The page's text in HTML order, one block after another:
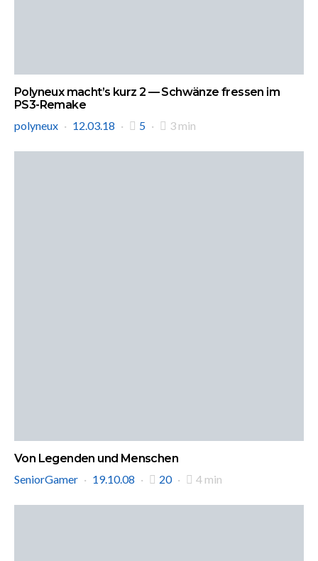
Polyneux macht’s kurz 2 — Schwänze fressen im
PS3-Remake
polyneux
12.03.18 5 3 min
Von Legenden und Menschen
SeniorGamer
19.10.08 20 4 min